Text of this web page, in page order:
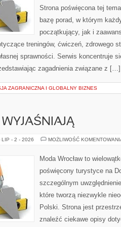
Strona poświęcona tej
bazę porad, w którym
początkujący, jak i
treningów, ćwiczeń, zdrowego
sprawności. Serwis koncentruje
zagadnienia związane z […]
ZAGRANICZNA I GLOBALNY BIZNES
LIP - 2 - 2026 MOŻLIWOŚĆ
Moda Wrocław to
poświęcony turystyce na
szczególnym
które tworzą niezwykle
Polski. Strona jest
znaleźć ciekawe opisy